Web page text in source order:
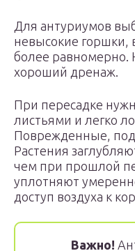
Для антуриумов
невысокие горшки,
более равномерно.
хороший дренаж.
При пересадке
листьями и легко
Поврежденные,
Растения
чем при прошлой
уплотняют
доступ воздуха к
Важно!